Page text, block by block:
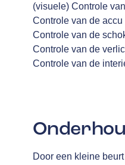
(visuele) Controle
Controle van de accu
Controle van de
Controle van de
Controle van de
Door een kleine